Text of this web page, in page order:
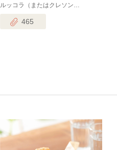
ルッコラ（またはクレソン…
465